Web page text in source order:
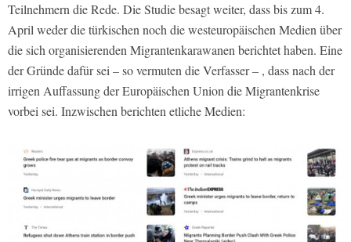
Teilnehmern die Rede. Die Studie besagt weiter, dass bis zum 4.
April weder die türkischen noch die westeuropäischen Medien über
die sich organisierenden Migrantenkarawanen berichtet haben. Eine
der Gründe dafür sei – so vermuten die Verfasser – , dass nach der
irrigen Auffassung der Europäischen Union die Migrantenkrise
vorbei sei. Inzwischen berichten etliche Medien: